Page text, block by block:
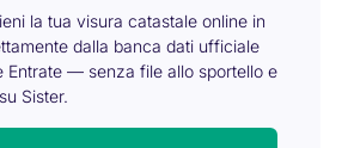
la tua visura catastale online in
dalla banca dati ufficiale
Entrate — senza file allo sportello e
Sister.